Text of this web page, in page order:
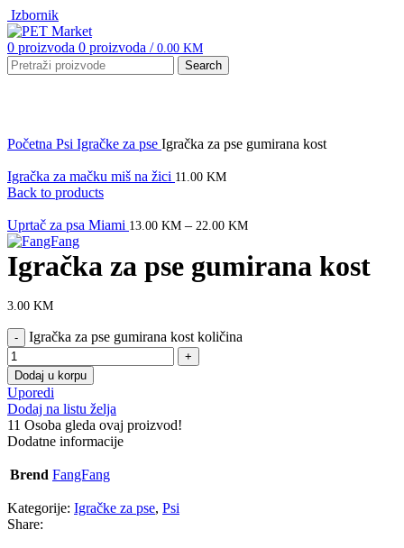
Izbornik
0 proizvoda 0 proizvoda / 0.00 KM
Search
Početna Psi Igračke za pse Igračka za pse gumirana kost
Igračka za mačku miš na žici 11.00 KM
Back to products
Uprtač za psa Miami 13.00 KM – 22.00 KM
Igračka za pse gumirana kost
3.00 KM
Igračka za pse gumirana kost količina
Dodaj u korpu
Uporedi
Dodaj na listu želja
11 Osoba gleda ovaj proizvod!
Dodatne informacije
Brend FangFang
Kategorije: Igračke za pse, Psi
Share: